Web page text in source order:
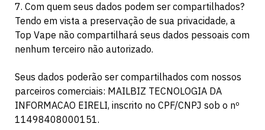
7. Com quem seus dados podem ser compartilhados?
Tendo em vista a preservação de sua privacidade, a
Top Vape não compartilhará seus dados pessoais com
nenhum terceiro não autorizado.
Seus dados poderão ser compartilhados com nossos
parceiros comerciais: MAILBIZ TECNOLOGIA DA
INFORMACAO EIRELI, inscrito no CPF/CNPJ sob o nº
11498408000151.